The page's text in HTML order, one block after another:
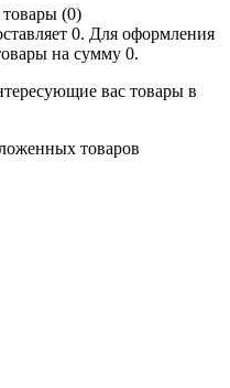
(0)
0. Для оформления
на сумму 0.
вас товары в
товаров